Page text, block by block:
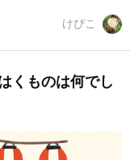
けぴこ
くものは何でし